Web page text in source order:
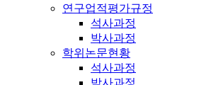
연구업적평가규정
석사과정
박사과정
학위논문현황
석사과정
박사과정